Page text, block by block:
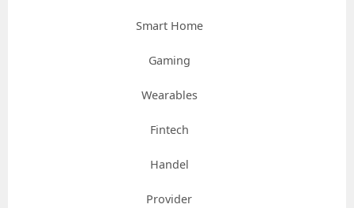
Smart Home
Gaming
Wearables
Fintech
Handel
Provider